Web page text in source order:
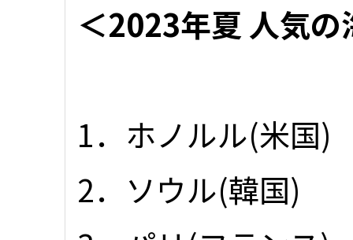
＜2023年夏 人気
1．ホノルル(米国)
2．ソウル(韓国)